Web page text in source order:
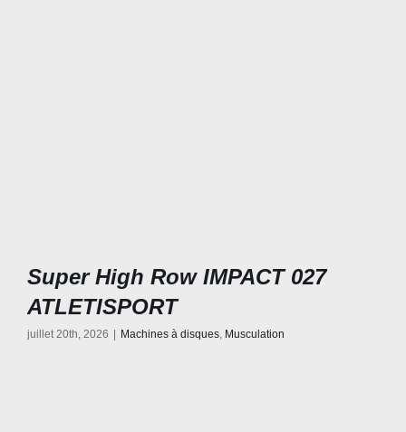
Super High Row IMPACT 027
ATLETISPORT
juillet 20th, 2026 Machines à disques, Musculation